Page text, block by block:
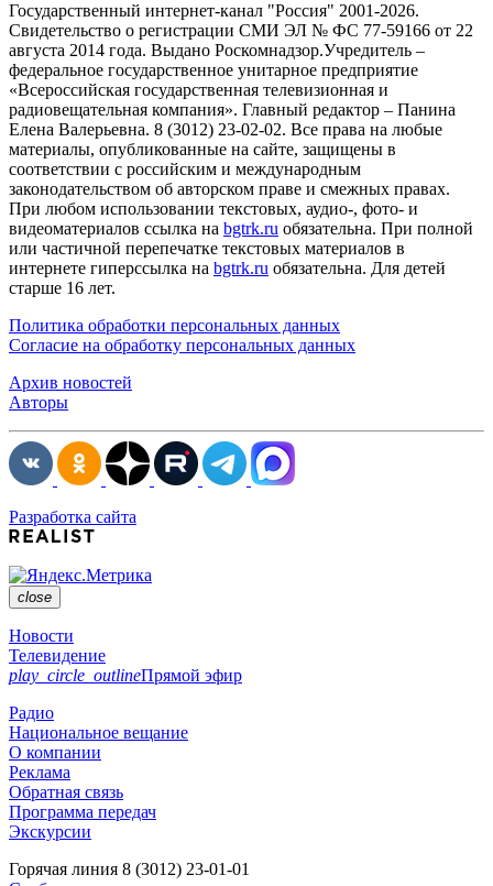
Государственный интернет-канал "Россия" 2001-2026.
Cвидетельство о регистрации СМИ ЭЛ № ФС 77-59166 от 22
августа 2014 года. Выдано Роскомнадзор.Учредитель –
федеральное государственное унитарное предприятие
«Всероссийская государственная телевизионная и
радиовещательная компания». Главный редактор – Панина
Елена Валерьевна. 8 (3012) 23-02-02. Все права на любые
материалы, опубликованные на сайте, защищены в
соответствии с российским и международным
законодательством об авторском праве и смежных правах.
При любом использовании текстовых, аудио-, фото- и
видеоматериалов ссылка на bgtrk.ru обязательна. При полной
или частичной перепечатке текстовых материалов в
интернете гиперссылка на bgtrk.ru обязательна. Для детей
старше 16 лет.
Политика обработки персональных данных
Согласие на обработку персональных данных
Архив новостей
Авторы
Разработка сайта
close
Новости
Телевидение
play_circle_outlineПрямой эфир
Радио
Национальное вещание
О компании
Реклама
Обратная связь
Программа передач
Экскурсии
Горячая линия 8 (3012) 23-01-01